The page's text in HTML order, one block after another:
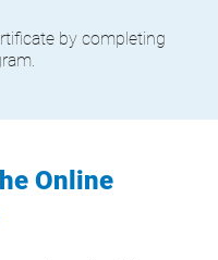
by completing
Online